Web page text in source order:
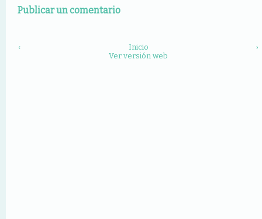
Publicar un comentario
‹ ›
Inicio
Ver versión web